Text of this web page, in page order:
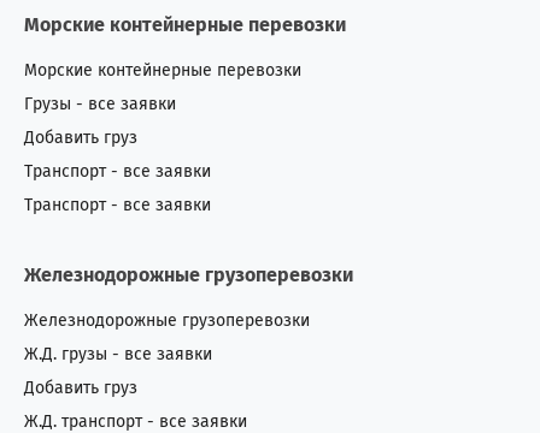
Морские контейнерные перевозки
Морские контейнерные перевозки
Грузы - все заявки
Добавить груз
Транспорт - все заявки
Транспорт - все заявки
Железнодорожные грузоперевозки
Железнодорожные грузоперевозки
Ж.Д. грузы - все заявки
Добавить груз
Ж.Д. транспорт - все заявки